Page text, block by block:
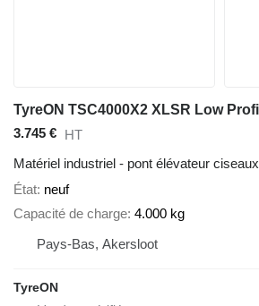
3.745 € HT
Matériel industriel - pont élévateur ciseaux
État neuf
Capacité de charge 4.000 kg
Pays-Bas, Akersloot
TyreON